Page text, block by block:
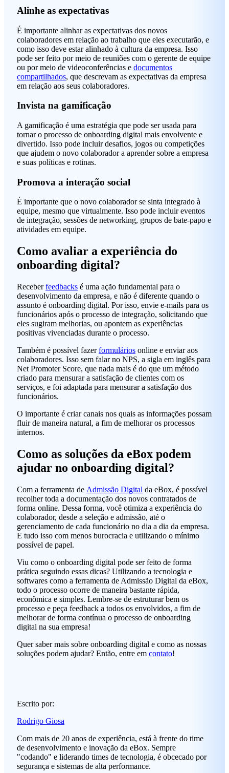
Alinhe as expectativas
É importante alinhar as expectativas dos novos
colaboradores em relação ao trabalho que eles executarão, e
como isso deve estar alinhado à cultura da empresa. Isso
pode ser feito por meio de reuniões com o gerente de equipe
ou por meio de videoconferências e documentos
compartilhados, que descrevam as expectativas da empresa
em relação aos seus colaboradores.
Invista na gamificação
A gamificação é uma estratégia que pode ser usada para
tornar o processo de onboarding digital mais envolvente e
divertido. Isso pode incluir desafios, jogos ou competições
que ajudem o novo colaborador a aprender sobre a empresa
e suas políticas e rotinas.
Promova a interação social
É importante que o novo colaborador se sinta integrado à
equipe, mesmo que virtualmente. Isso pode incluir eventos
de integração, sessões de networking, grupos de bate-papo e
atividades em equipe.
Como avaliar a experiência do
onboarding digital?
Receberfeedbacks é uma ação fundamental para o
desenvolvimento da empresa, e não é diferente quando o
assunto é onboarding digital. Por isso, envie e-mails para os
funcionários após o processo de integração, solicitando que
eles sugiram melhorias, ou apontem as experiências
positivas vivenciadas durante o processo.
Também é possível fazerformulários online e enviar aos
colaboradores. Isso sem falar no NPS, a sigla em inglês para
Net Promoter Score, que nada mais é do que um método
criado para mensurar a satisfação de clientes com os
serviços, e foi adaptada para mensurar a satisfação dos
funcionários.
O importante é criar canais nos quais as informações possam
fluir de maneira natural, a fim de melhorar os processos
internos.
Como as soluções da eBox podem
ajudar no onboarding digital?
Com a ferramenta de Admissão Digital da eBox, é possível
recolher toda a documentação dos novos contratados de
forma online. Dessa forma, você otimiza a experiência do
colaborador, desde a seleção e admissão, até o
gerenciamento de cada funcionário no dia a dia da empresa.
E tudo isso com menos burocracia e utilizando o mínimo
possível de papel.
Viu como o onboarding digital pode ser feito de forma
prática seguindo essas dicas? Utilizando a tecnologia e
softwares como a ferramenta de Admissão Digital da eBox,
todo o processo ocorre de maneira bastante rápida,
econômica e simples. Lembre-se de estruturar bem os
processo e peça feedback a todos os envolvidos, a fim de
melhorar de forma contínua o processo de onboarding
digital na sua empresa!
Quer saber mais sobre onboarding digital e como as nossas
soluções podem ajudar? Então, entre em contato!
Escrito por:
Rodrigo Giosa
Com mais de 20 anos de experiência, está à frente do time
de desenvolvimento e inovação da eBox. Sempre
"codando" e liderando times de tecnologia, é obcecado por
segurança e sistemas de alta performance.